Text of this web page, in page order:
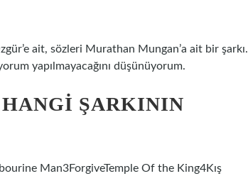
ait, sözleri Murathan Mungan’a ait bir şarkı.
yapılmayacağını düşünüyorum.
ŞARKININ
Man3ForgiveTemple Of the King4Kış